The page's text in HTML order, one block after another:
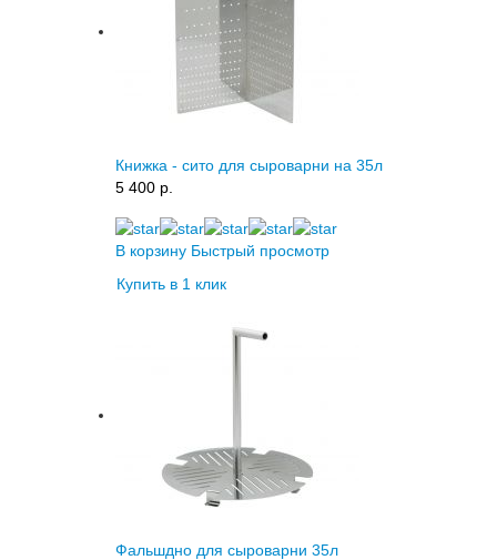
Книжка - сито для сыроварни на 35л
5 400 p.
В корзину Быстрый просмотр
Купить в 1 клик
Фальшдно для сыроварни 35л